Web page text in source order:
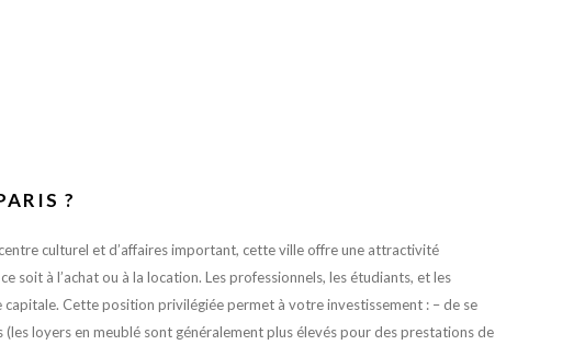
?
culturel et d’affaires important, cette ville offre une attractivité
soit à l’achat ou à la location. Les professionnels, les étudiants, et les
Cette position privilégiée permet à votre investissement : – de se
loyers en meublé sont généralement plus élevés pour des prestations de